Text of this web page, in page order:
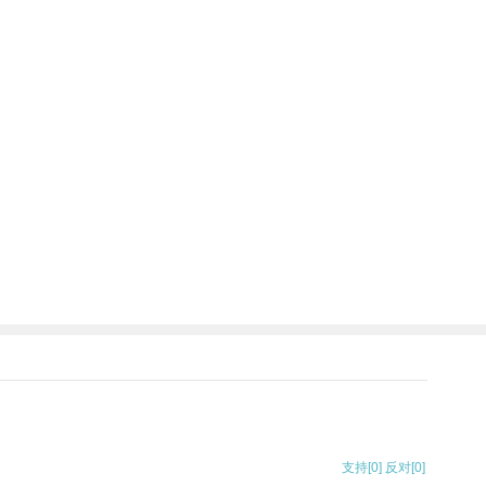
支持[0] 反对[0]